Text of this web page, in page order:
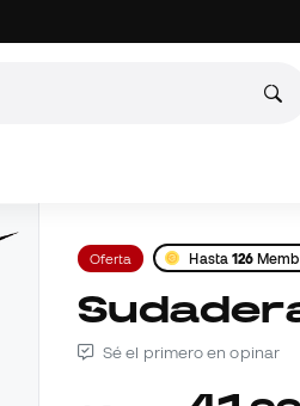
Oferta Hasta 126
Sé el primero en opinar